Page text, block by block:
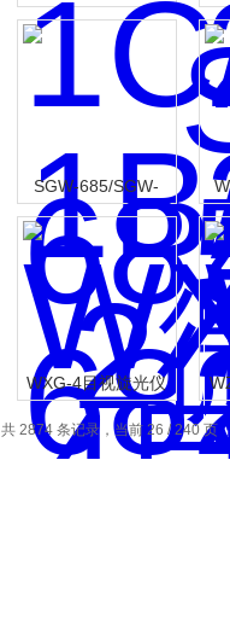
1B/WRS-2微机熔点
SGW-685/SGW-
682/SGW-681全自
动视频熔点仪
WXG-4目视旋光仪
（钠灯）
共 2874 条记录，当前 26 / 240 页